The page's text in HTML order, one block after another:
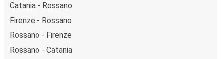
Catania - Rossano
Firenze - Rossano
Rossano - Firenze
Rossano - Catania